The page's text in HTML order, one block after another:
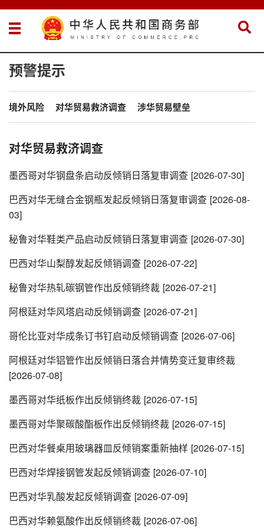
预警提示
境外风险 对华贸易救济调查 涉华贸易壁垒
对华贸易救济调查
墨西哥对华钢盘条启动反倾销日落复审调查 [2026-07-30]
巴西对华无缝合金钢瓶发起反倾销日落复审调查 [2026-08-
03]
秘鲁对华鞋类产品启动反倾销日落复审调查 [2026-07-30]
巴西对华山梨醇发起反倾销调查 [2026-07-22]
秘鲁对华热轧碳钢管作出反倾销终裁 [2026-07-21]
阿根廷对华风塔启动反倾销调查 [2026-07-21]
哥伦比亚对华成条订书钉启动反倾销调查 [2026-07-06]
阿根廷对华铝管作出反倾销日落合并情势变迁复审终裁
[2026-07-08]
墨西哥对华纸板作出反倾销终裁 [2026-07-15]
墨西哥对华聚碳酸酯板作出反倾销终裁 [2026-07-15]
巴西对华餐桌用玻璃器皿反倾销案重新抽样 [2026-07-15]
巴西对华焊接钢管发起反倾销调查 [2026-07-10]
巴西对华乳酸发起反倾销调查 [2026-07-09]
巴西对华赖氨酸作出反倾销终裁 [2026-07-06]